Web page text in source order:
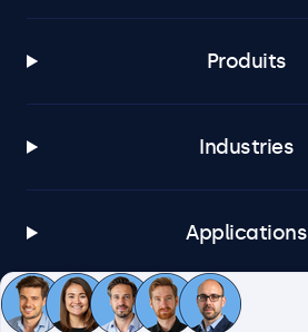
Produits
Industries
Applications
Service client